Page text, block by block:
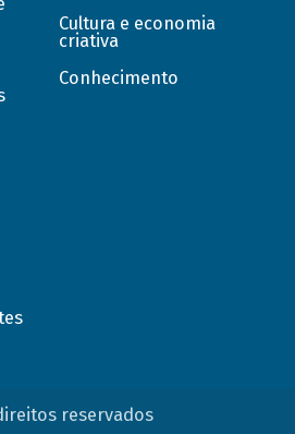
Cultura e economia
criativa
Conhecimento
reservados